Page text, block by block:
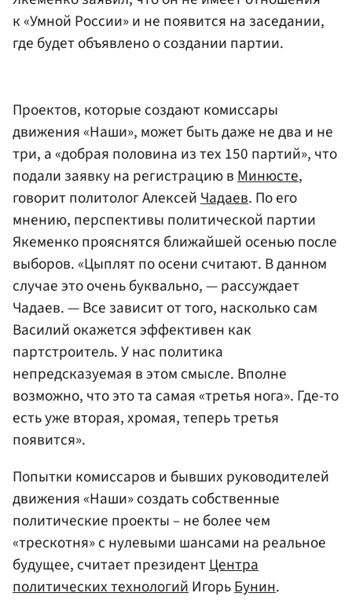
к «Умной России» и не появится на заседании,
где будет объявлено о создании партии.
Проектов, которые создают комиссары
движения «Наши», может быть даже не два и не
три, а «добрая половина из тех 150 партий», что
подали заявку на регистрацию вМинюсте,
говорит политолог АлексейЧадаев. По его
мнению, перспективы политической партии
Якеменко прояснятся ближайшей осенью после
выборов. «Цыплят по осени считают. В данном
случае это очень буквально, — рассуждает
Чадаев. — Все зависит от того, насколько сам
Василий окажется эффективен как
партстроитель. У нас политика
непредсказуемая в этом смысле. Вполне
возможно, что это та самая «третья нога». Где-то
есть уже вторая, хромая, теперь третья
появится».
Попытки комиссаров и бывших руководителей
движения «Наши» создать собственные
политические проекты – не более чем
«трескотня» с нулевыми шансами на реальное
будущее, считает президентЦентра
политических технологийИгорьБунин.